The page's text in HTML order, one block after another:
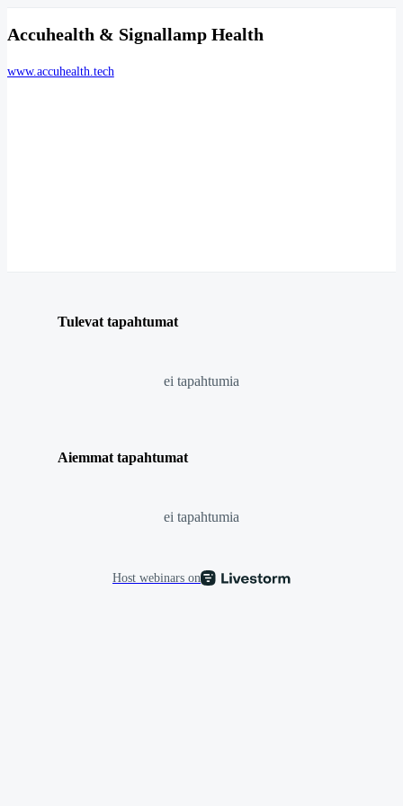
Accuhealth & Signallamp Health
www.accuhealth.tech
Tulevat tapahtumat
ei tapahtumia
Aiemmat tapahtumat
ei tapahtumia
Host webinars on